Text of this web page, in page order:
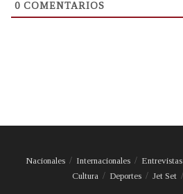
0 COMENTARIOS
Nacionales Internacionales Entrevistas
Cultura
Deportes Jet Set